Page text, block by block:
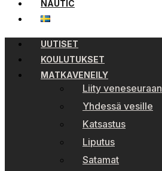
NAUTIC
UUTISET
KOULUTUKSET
MATKAVENEILY
Liity veneseuraan
Yhdessä vesille
Katsastus
Liputus
Satamat